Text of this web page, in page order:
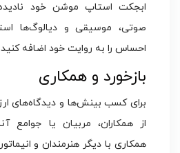
ابجکت استاپ موشن خود
صوتی، موسیقی و دیالوگ‌ها
احساس را به روایت خود اضافه کنید.
بازخورد و همکاری
برای کسب بینش‌ها و دیدگاه‌های
از همکاران، مربیان یا جوامع
همکاری با دیگر هنرمندان و